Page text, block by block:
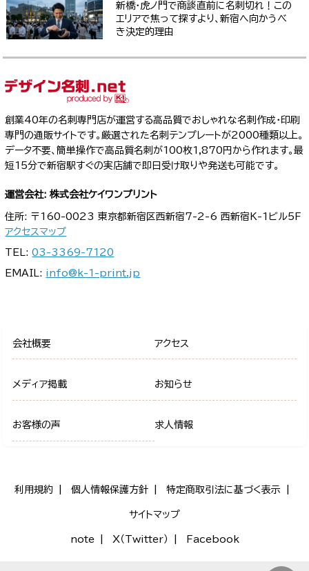
新橋・虎ノ門で商談直前に名刺切れ！この
エリアで焦って探すより、新宿へ向かうべ
き決定的理由
創業40年の名刺専門店が運営する高品質でおしゃれな名刺作成・印刷
専門の通販サイトです。厳選された名刺テンプレートが2000種類以上。
データ不要、簡単操作で高品質名刺が100枚1,870円から作れます。最
短15分で新宿駅すぐの実店舗で即日受け取りや発送も可能です。
運営会社: 株式会社ケイワンプリント
住所: 〒160-0023 東京都新宿区西新宿7-2-6 西新宿K-1ビル5F
アクセスマップ
TEL:03-3369-7120
EMAIL: info@k-1-print.jp
会社概要 アクセス
メディア掲載 お知らせ
お客様の声 求人情報
利用規約 個人情報保護方針 特定商取引法に基づく表示
サイトマップ
note X（Twitter） Facebook